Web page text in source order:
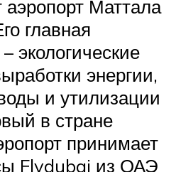
аэропорт Маттала
главная
экологические
энергии,
и утилизации
в стране
принимает
Flydubai из ОАЭ